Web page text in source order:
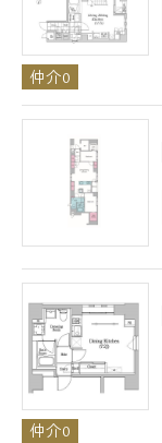
仲介0
仲介0